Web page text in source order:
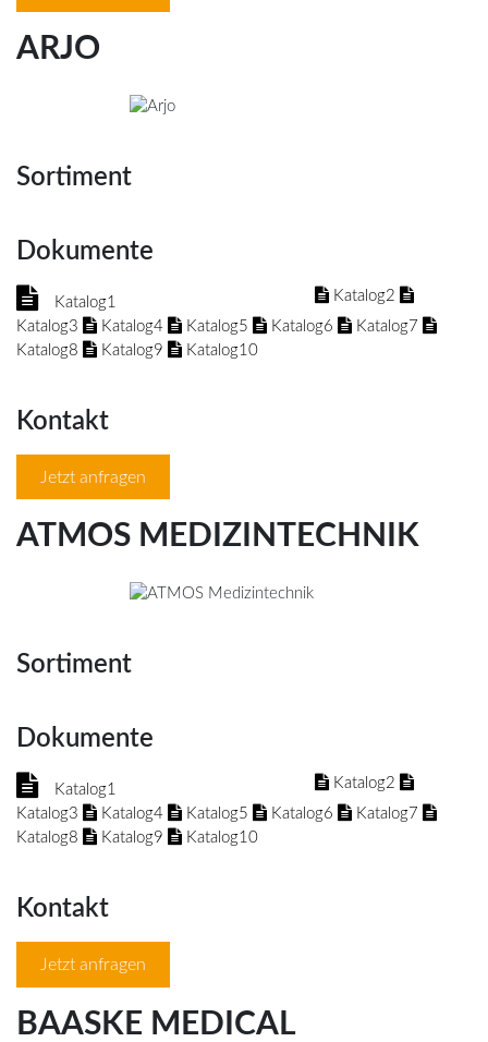
ARJO
Sortiment
Dokumente
Katalog1
Katalog2
Katalog3
Katalog4 Katalog5 Katalog6
Katalog7
Katalog8
Katalog9 Katalog10
Kontakt
Jetzt anfragen
ATMOS MEDIZINTECHNIK
Sortiment
Dokumente
Katalog1
Katalog2
Katalog3
Katalog4 Katalog5 Katalog6
Katalog7
Katalog8
Katalog9 Katalog10
Kontakt
Jetzt anfragen
BAASKE MEDICAL